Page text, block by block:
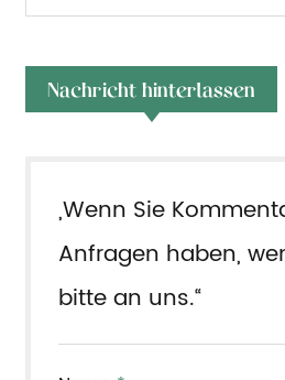
Nachricht hinterlassen
„Wenn Sie
Anfragen haben,
bitte an uns.“